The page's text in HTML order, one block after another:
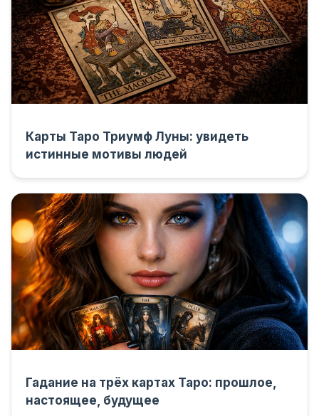
Карты Таро Триумф Луны: увидеть
истинные мотивы людей
Гадание на трёх картах Таро: прошлое,
настоящее, будущее